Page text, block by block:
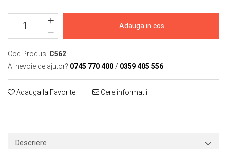
Senzori
Senzori fără fir (Wireless)
Senzori cu fir (Wired)
Senzori seismici
Device-uri Industriale
Tablete Industriale
Adauga in cos
Cod Produs: C562
Ai nevoie de ajutor? 0745 770 400 / 0359 405 556
Adauga la Favorite Cere informatii
Descriere